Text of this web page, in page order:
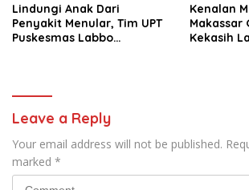
Lindungi Anak Dari
Penyakit Menular, Tim UPT
Puskesmas Labbo
Kenalan
Makassar
Kekasih
Leave a Reply
Your email address will not be published.
marked *